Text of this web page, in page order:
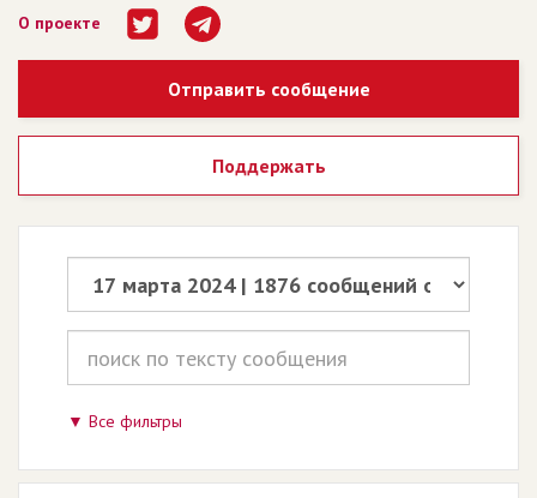
О проекте
Отправить сообщение
Поддержать
Все фильтры